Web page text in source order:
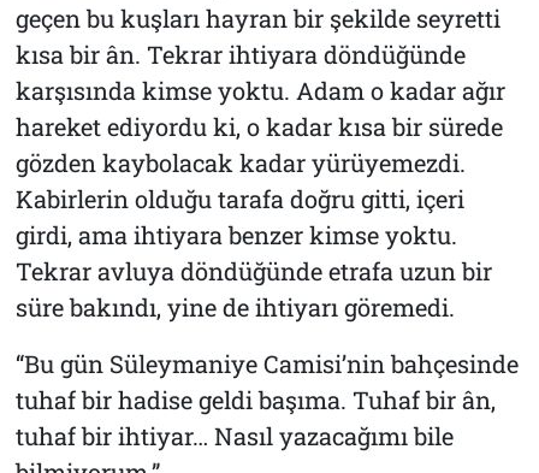
geçen bu kuşları hayran bir şekilde seyretti
kısa bir ân. Tekrar ihtiyara döndüğünde
karşısında kimse yoktu. Adam o kadar ağır
hareket ediyordu ki, o kadar kısa bir sürede
gözden kaybolacak kadar yürüyemezdi.
Kabirlerin olduğu tarafa doğru gitti, içeri
girdi, ama ihtiyara benzer kimse yoktu.
Tekrar avluya döndüğünde etrafa uzun bir
süre bakındı, yine de ihtiyarı göremedi.
“Bu gün Süleymaniye Camisi’nin bahçesinde
tuhaf bir hadise geldi başıma. Tuhaf bir ân,
tuhaf bir ihtiyar… Nasıl yazacağımı bile